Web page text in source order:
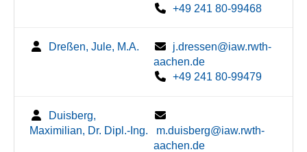
+49 241 80-99468
Dreßen, Jule, M.A.
j.dressen@iaw.rwth-
aachen.de
+49 241 80-99479
Duisberg,
Maximilian, Dr. Dipl.-Ing.
m.duisberg@iaw.rwth-
aachen.de